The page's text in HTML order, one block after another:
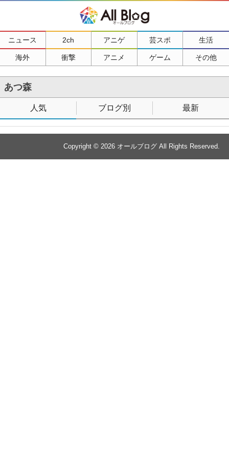
ニュース 2ch アニゲ 芸スポ 生活
海外 衝撃 アニメ ゲーム その他
あつ森
人気 ブログ別 最新
Copyright © 2026 オールブログ All Rights Reserved.